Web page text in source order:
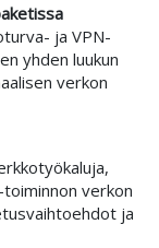
ja VPN-
yhden luukun
verkon
verkon
ja